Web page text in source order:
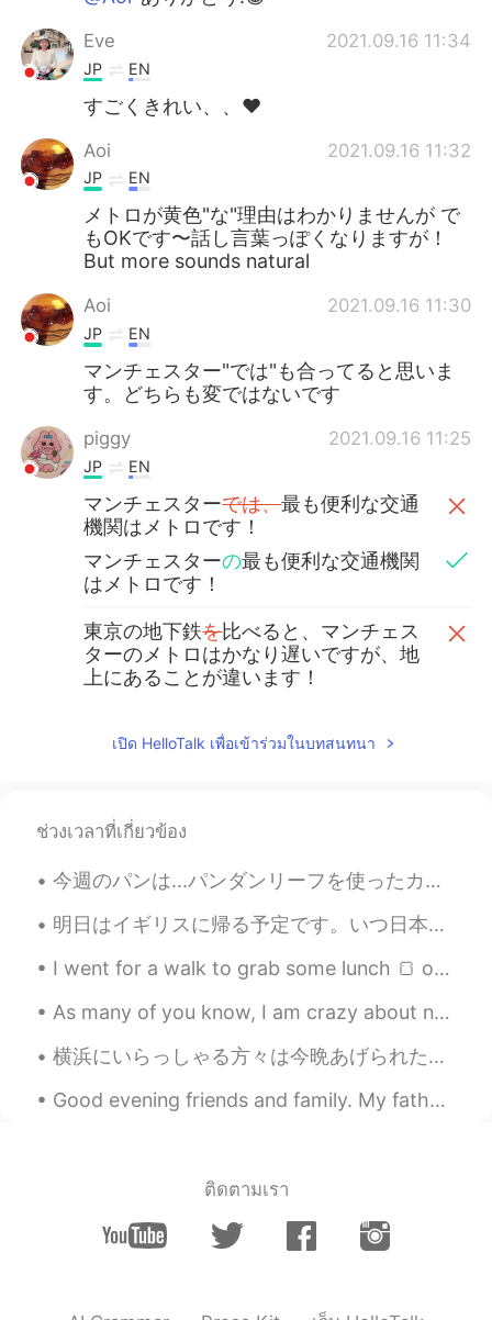
Eve 2021.09.16 11:34
JP EN
すごくきれい、、❤️
Aoi 2021.09.16 11:32
JP EN
メトロが黄色"な"理由はわかりませんが で
もOKです〜話し言葉っぽくなりますが！
But more sounds natural
Aoi 2021.09.16 11:30
JP EN
マンチェスター"では"も合ってると思いま
す。どちらも変ではないです
piggy 2021.09.16 11:25
JP EN
マンチェスターでは、最も便利な交通
機関はメトロです！
マンチェスターの最も便利な交通機関
はメトロです！
東京の地下鉄を比べると、マンチェス
ターのメトロはかなり遅いですが、地
上にあることが違います！
ターのメトロはかなり遅いですが、地
上にあることが違います！
せんが、間違いなく目立ちます！
んが、間違いなく目立ちます！
เปิด HelloTalk เพื่อเข้าร่วมในบทสนทนา
ช่วงเวลาที่เกี่ยวข้อง
今週のパンは...パンダンリーフを使ったカレーパン。良い香りがして美味しそうです。pandan is type of leaf creates special aroma on desserts...
明日はイギリスに帰る予定です。いつ日本にまた旅行するかな、、、 My flights are at 11pm. It will then take around 20 hours to get ...
I went for a walk to grab some lunch 🍞 of course I found some flowers along the way. The wind w...
As many of you know, I am crazy about nature. The other day I was driving home around 4:45 pm. It...
横浜にいらっしゃる方々は今晩あげられた花火、観られましたか🎆 一瞬だけでいい写真が撮れませんでしたが、観えて嬉しかったです‼️コロナ禍の中、お祭りの開催が難しいですが、少しだけお祭り気分となりま...
Good evening friends and family. My father passed away a few days ago. He left this world peacefu...
ติดตามเรา